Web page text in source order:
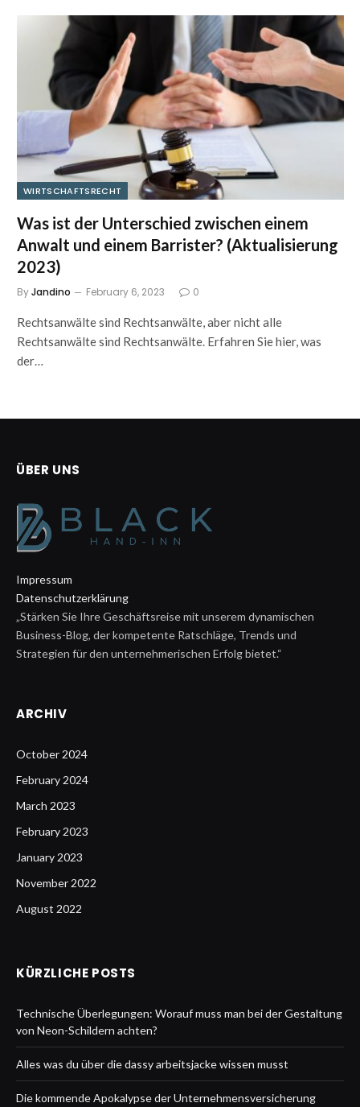
WIRTSCHAFTSRECHT
Was ist der Unterschied zwischen einem
Anwalt und einem Barrister? (Aktualisierung
2023)
ByJandino February 6, 2023 0
Rechtsanwälte sind Rechtsanwälte, aber nicht alle
Rechtsanwälte sind Rechtsanwälte. Erfahren Sie hier, was
der…
ÜBER UNS
Impressum
Datenschutzerklärung
„Stärken Sie Ihre Geschäftsreise mit unserem dynamischen
Business-Blog, der kompetente Ratschläge, Trends und
Strategien für den unternehmerischen Erfolg bietet.“
ARCHIV
October 2024
February 2024
March 2023
February 2023
January 2023
November 2022
August 2022
KÜRZLICHE POSTS
Technische Überlegungen: Worauf muss man bei der Gestaltung
von Neon-Schildern achten?
Alles was du über die dassy arbeitsjacke wissen musst
Die kommende Apokalypse der Unternehmensversicherung